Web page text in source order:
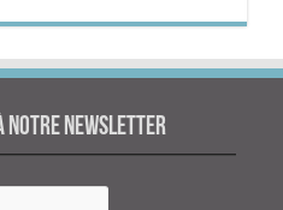
notre newsletter